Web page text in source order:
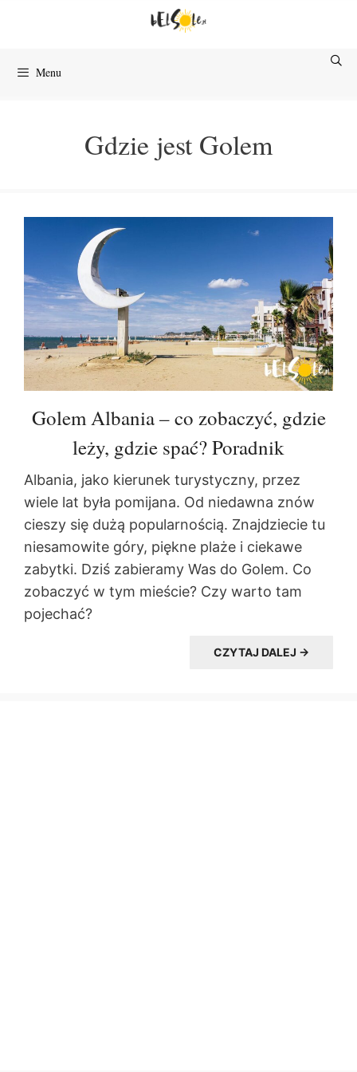
Menu
Gdzie jest Golem
Golem Albania – co zobaczyć, gdzie
leży, gdzie spać? Poradnik
Albania, jako kierunek turystyczny, przez
wiele lat była pomijana. Od niedawna znów
cieszy się dużą popularnością. Znajdziecie tu
niesamowite góry, piękne plaże i ciekawe
zabytki. Dziś zabieramy Was do Golem. Co
zobaczyć w tym mieście? Czy warto tam
pojechać?
CZYTAJ DALEJ →